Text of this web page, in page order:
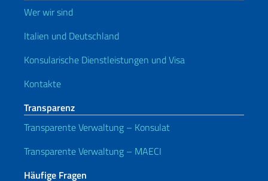
Wer wir sind
Italien und Deutschland
Konsularische Dienstleistungen und Visa
Kontakte
Transparenz
Transparente Verwaltung – Konsulat
Transparente Verwaltung – MAECI
Häufige Fragen